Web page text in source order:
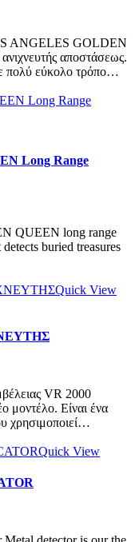
ANGELES GOLDEN
αποστάσεως.
πολύ εύκολο τρόπο…
Long Range
QUEEN long range
buried treasures
Quick View
VR 2000
μοντέλο. Είναι ένα
χρησιμοποιεί…
Quick View